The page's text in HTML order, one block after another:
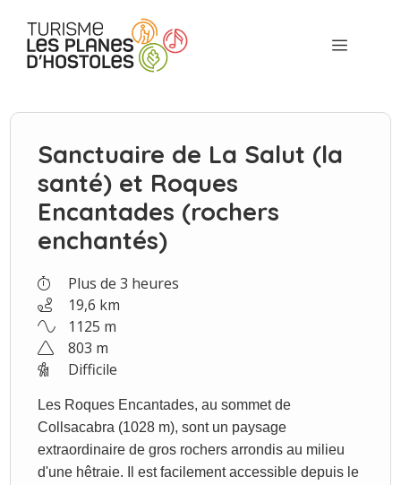
contenu
Menu
Sanctuaire de La Salut (la
santé) et Roques
Encantades (rochers
enchantés)
Plus de 3 heures
19,6 km
1125 m
803 m
Difficile
Les Roques Encantades, au sommet de
Collsacabra (1028 m), sont un paysage
extraordinaire de gros rochers arrondis au milieu
d'une hêtraie. Il est facilement accessible depuis le